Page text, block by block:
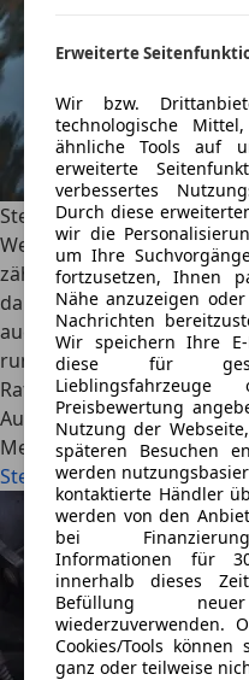
Erweiterte
Wir bzw.
technologische
ähnliche Tools auf
erweiterte
verbessertes
Durch diese
wir die
um Ihre
fortzusetzen, Ihnen
Nähe anzuzeigen
Nachrichten
Wir speichern Ihre
diese für
Preisbewertung
Nutzung der
späteren Besuchen
werden
kontaktierte Händler
werden von den
bei
Informationen für
innerhalb dieses
Befüllung neuer
wiederzuverwenden.
Cookies/Tools
ganz oder teilweise
Steinschlag auf der
Wenn es um die
zählen Steinschläge zu
dabei nicht nur die
auch die Motorhaube in
rund um Reparatur,
Ratgeber.
AutoScout24·11.05.2022·
Mehr lesen
Steinschlag auf der